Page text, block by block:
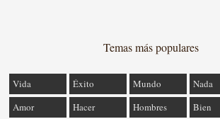
Temas más populares
Vida Éxito Mundo
Nada
Amor
Hacer Hombres Bien